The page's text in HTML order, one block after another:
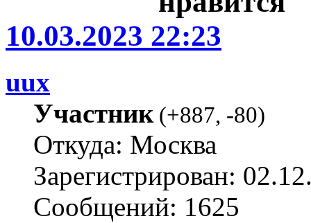
10.03.2023 22:23
uux
Участник(+887, -80)
Откуда: Москва
Зарегистрирован:
Сообщений: 1625